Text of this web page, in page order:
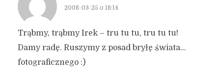
2008-03-25 o 18:14
Trąbmy, trąbmy Irek – tru tu tu, tru tu tu!
Damy radę. Ruszymy z posad bryłę świata…
fotograficznego :)